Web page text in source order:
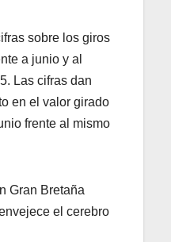
sobre los giros
a junio y al
Las cifras dan
en el valor girado
frente al mismo
Gran Bretaña
el cerebro